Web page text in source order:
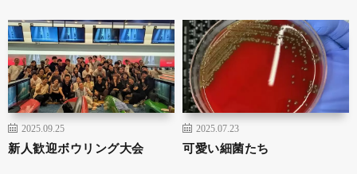
2025.09.25
新人歓迎ボウリング大会
2025.07.23
可愛い細菌たち